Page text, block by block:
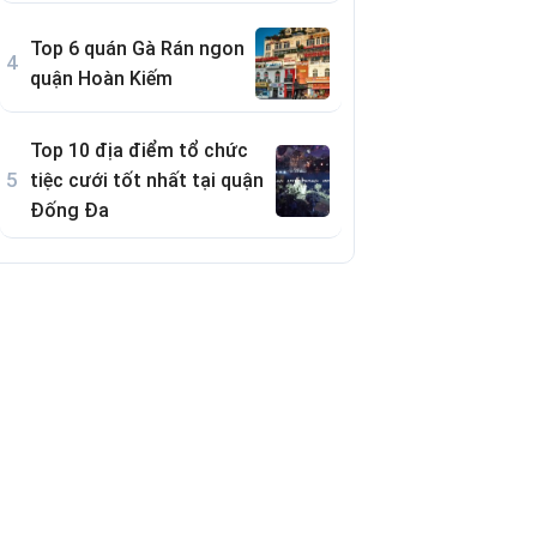
Top 6 quán Gà Rán ngon
quận Hoàn Kiếm
Top 10 địa điểm tổ chức
tiệc cưới tốt nhất tại quận
Đống Đa